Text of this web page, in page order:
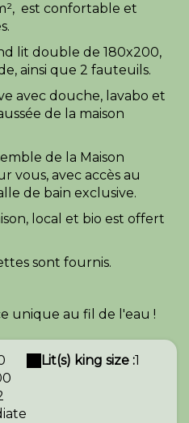
est confortable et
lit double de 180x200,
ainsi que 2 fauteuils.
avec douche, lavabo et
de la maison
de la Maison
vous, avec accès au
de bain exclusive.
local et bio est offert
sont fournis.
unique au fil de l'eau !
Lit(s) king size :1